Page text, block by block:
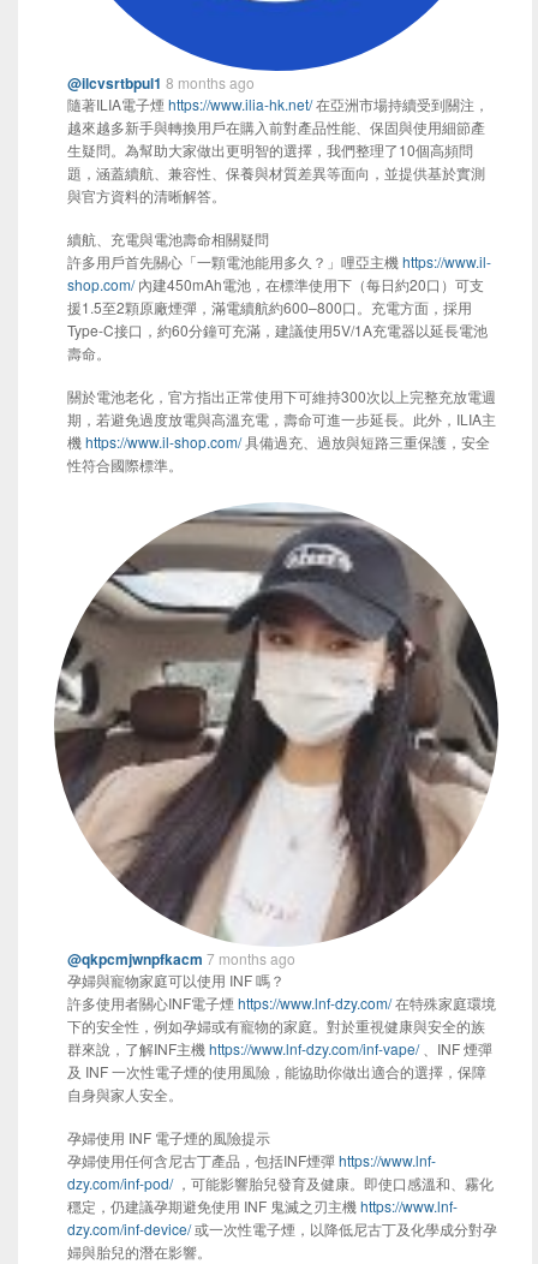
@ilcvsrtbpul1 8 months ago
隨著ILIA電子煙 https://www.ilia-hk.net/在亞洲市場持續受到關注，
越來越多新手與轉換用戶在購入前對產品性能、保固與使用細節產
生疑問。為幫助大家做出更明智的選擇，我們整理了10個高頻問
題，涵蓋續航、兼容性、保養與材質差異等面向，並提供基於實測
與官方資料的清晰解答。
續航、充電與電池壽命相關疑問
許多用戶首先關心「一顆電池能用多久？」哩亞主機https://www.il-
shop.com/內建450mAh電池，在標準使用下（每日約20口）可支
援1.5至2顆原廠煙彈，滿電續航約600–800口。充電方面，採用
Type-C接口，約60分鐘可充滿，建議使用5V/1A充電器以延長電池
壽命。
關於電池老化，官方指出正常使用下可維持300次以上完整充放電週
期，若避免過度放電與高溫充電，壽命可進一步延長。此外，ILIA主
機https://www.il-shop.com/具備過充、過放與短路三重保護，安全
性符合國際標準。
@qkpcmjwnpfkacm 7 months ago
孕婦與寵物家庭可以使用 INF 嗎？
許多使用者關心INF電子煙 https://www.lnf-dzy.com/在特殊家庭環境
下的安全性，例如孕婦或有寵物的家庭。對於重視健康與安全的族
群來說，了解INF主機https://www.lnf-dzy.com/inf-vape/、INF 煙彈
及 INF 一次性電子煙的使用風險，能協助你做出適合的選擇，保障
自身與家人安全。
孕婦使用 INF 電子煙的風險提示
孕婦使用任何含尼古丁產品，包括INF煙彈https://www.lnf-
dzy.com/inf-pod/，可能影響胎兒發育及健康。即使口感溫和、霧化
穩定，仍建議孕期避免使用 INF 鬼滅之刃主機https://www.lnf-
dzy.com/inf-device/或一次性電子煙，以降低尼古丁及化學成分對孕
婦與胎兒的潛在影響。